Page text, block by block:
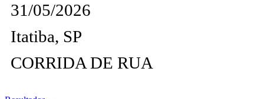
31/05/2026
Itatiba, SP
CORRIDA DE RUA